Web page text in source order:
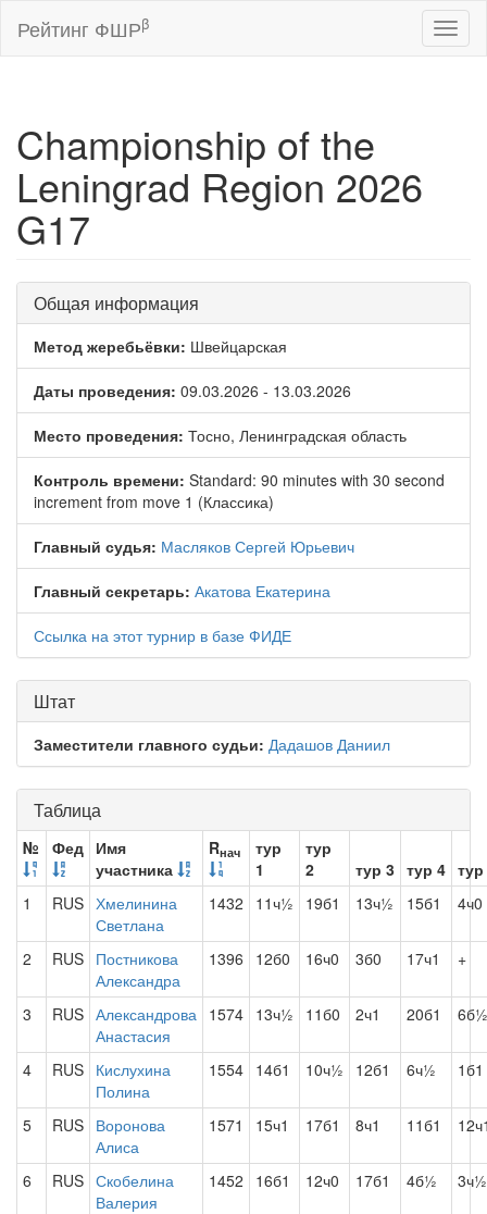
Рейтинг ФШРβ
Championship of the
Leningrad Region 2026
G17
Общая информация
Метод жеребьёвки: Швейцарская
Даты проведения: 09.03.2026 - 13.03.2026
Место проведения: Тосно, Ленинградская область
Контроль времени: Standard: 90 minutes with 30 second
increment from move 1 (Классика)
Главный судья: Масляков Сергей Юрьевич
Главный секретарь: Акатова Екатерина
Ссылка на этот турнир в базе ФИДЕ
Штат
Заместители главного судьи: Дадашов Даниил
Таблица
№ Фед Имя
участника
Rнач
тур
1
тур
2
тур 3 тур 4
1
RUS Хмелинина
Светлана
1432 11ч½ 19б1 13ч½ 15б1 4ч0
2 RUS Постникова
Александра
1396 12б0 16ч0 3б0 17ч1 +
3 RUS Александрова
Анастасия
1574 13ч½ 11б0 2ч1 20б1 6б½
4 RUS Кислухина
Полина
1554 14б1 10ч½ 12б1 6ч½ 1б1
5 RUS Воронова
Алиса
1571 15ч1 17б1 8ч1 11б1
6 RUS Скобелина
Валерия
1452 16б1 12ч0 17б1 4б½ 3ч½